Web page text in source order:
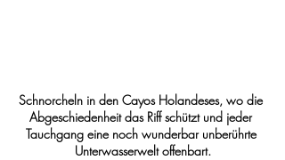
Schnorcheln in den Cayos Holandeses, wo die
Abgeschiedenheit das Riff schützt und jeder
Tauchgang eine noch wunderbar unberührte
Unterwasserwelt offenbart.